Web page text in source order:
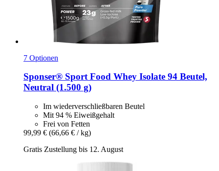
7 Optionen
Sponser® Sport Food Whey Isolate 94 Beutel,
Neutral (1.500 g)
Im wiederverschließbaren Beutel
Mit 94 % Eiweißgehalt
Frei von Fetten
99,99 € (66,66 € / kg)
Gratis Zustellung bis 12. August